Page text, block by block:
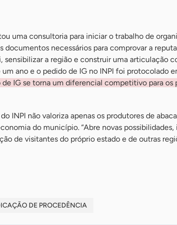
uma consultoria para iniciar o trabalho de
documentos necessários para comprovar a
sensibilizar a região e construir uma articulação
um ano e o pedido de IG no INPI foi protocolado
de IG se torna um diferencial competitivo para os
INPI não valoriza apenas os produtores de
do município. “Abre novas possibilidades,
de visitantes do próprio estado e de outras
DE PROCEDÊNCIA